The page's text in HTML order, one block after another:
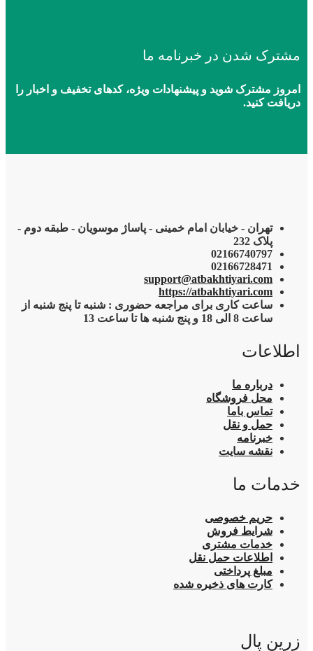
مشترک شدن در خبرنامه ما
امروز مشترک شوید و پیشنهادات ویژه، کدهای تخفیف و اخبار را
دریافت کنید.
تهران - خیابان امام خمینی - پاساژ موسویان - طبقه دوم -
پلاک 232
02166740797
02166728471
support@atbakhtiyari.com
https://atbakhtiyari.com
ساعت کاری برای مراجعه حضوری : شنبه تا پنج شنبه از
ساعت 8 الی 18 و پنج شنبه ها تا ساعت 13
اطلاعات
درباره ما
محل فروشگاه
تماس باما
حمل و نقل
خبرنامه
نقشه سایت
خدمات ما
حریم خصوصی
شرایط فروش
خدمات مشتری
اطلاعات حمل نقل
مبلغ پرداختی
کارت های ذخیره شده
زرین پال